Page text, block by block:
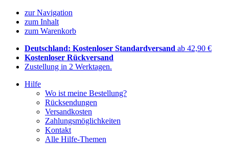
zur Navigation
zum Inhalt
zum Warenkorb
Deutschland: Kostenloser Standardversand ab 42,90 €
Kostenloser Rückversand
Zustellung in 2 Werktagen.
Hilfe
Wo ist meine Bestellung?
Rücksendungen
Versandkosten
Zahlungsmöglichkeiten
Kontakt
Alle Hilfe-Themen